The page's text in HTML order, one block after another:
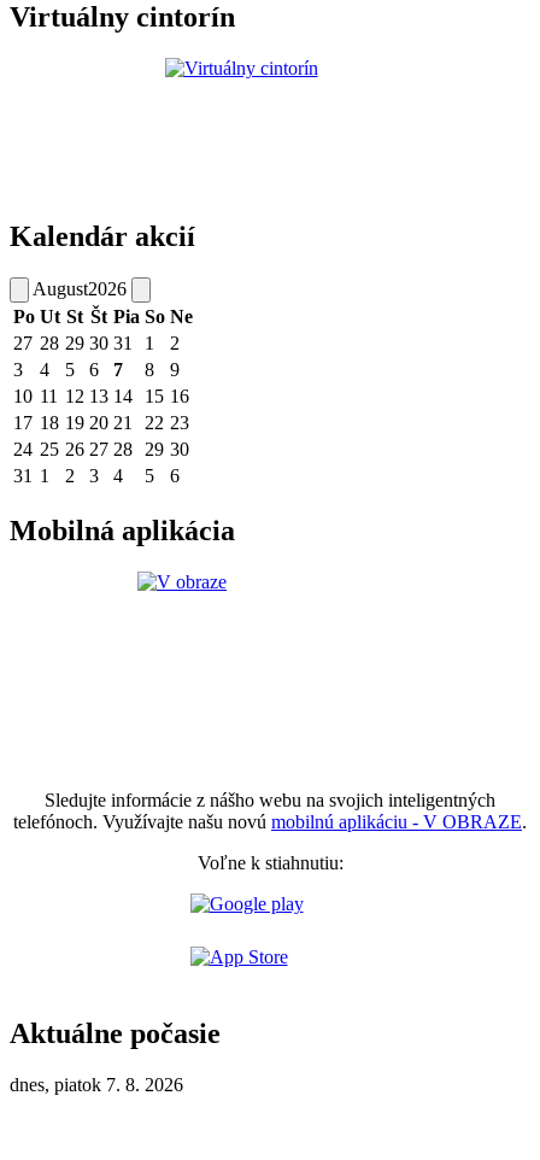
Virtuálny cintorín
Kalendár akcií
August2026
Po Ut St Št Pia So Ne
27 28 29 30 31 1
2
3
4 5 6 7 8
9
10 11 12 13 14 15 16
17 18 19 20 21 22 23
24 25 26 27 28 29 30
31 1 2 3 4 5 6
Mobilná aplikácia
Sledujte informácie z nášho webu na svojich inteligentných
telefónoch. Využívajte našu novú mobilnú aplikáciu - V OBRAZE.
Voľne k stiahnutiu:
Aktuálne počasie
dnes, piatok 7. 8. 2026